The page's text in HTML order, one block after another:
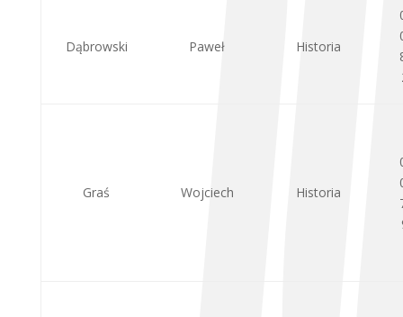
Dąbrowski Paweł Historia
Graś Wojciech Historia